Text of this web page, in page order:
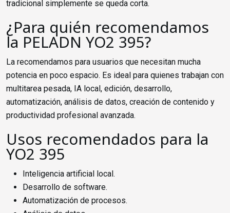
tradicional simplemente se queda corta.
¿Para quién recomendamos
la PELADN YO2 395?
La recomendamos para usuarios que necesitan mucha
potencia en poco espacio. Es ideal para quienes trabajan con
multitarea pesada, IA local, edición, desarrollo,
automatización, análisis de datos, creación de contenido y
productividad profesional avanzada.
Usos recomendados para la
YO2 395
Inteligencia artificial local.
Desarrollo de software.
Automatización de procesos.